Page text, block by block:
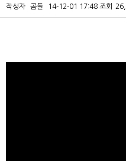
작성자 곰돌 14-12-01 17:48 조회